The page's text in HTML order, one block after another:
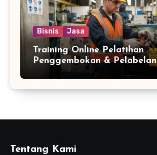
Bisnis Jasa
Training Online Pelatihan
Penggembokan & Pelabelan
Tentang Kami